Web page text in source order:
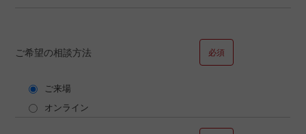
ご希望の相談方法 必須
ご来場
オンライン
家賃